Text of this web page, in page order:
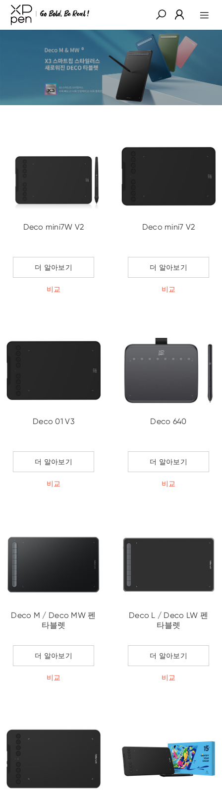
Deco mini7W V2
더 알아보기
비교
Deco mini7 V2
더 알아보기
비교
Deco 01 V3
더 알아보기
비교
Deco 640
더 알아보기
비교
Deco M / Deco MW 펜
타블렛
더 알아보기
비교
Deco L / Deco LW 펜
타블렛
더 알아보기
비교